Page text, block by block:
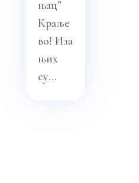
њац”
Краље
во! Иза
њих
су...